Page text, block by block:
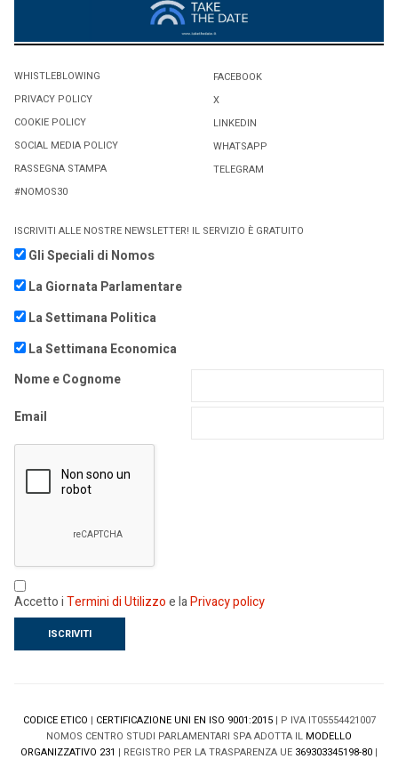
WHISTLEBLOWING
PRIVACY POLICY
COOKIE POLICY
SOCIAL MEDIA POLICY
RASSEGNA STAMPA
#NOMOS30
FACEBOOK
X
LINKEDIN
WHATSAPP
TELEGRAM
ISCRIVITI ALLE NOSTRE NEWSLETTER! IL SERVIZIO È GRATUITO
Gli Speciali di Nomos
La Giornata Parlamentare
La Settimana Politica
La Settimana Economica
Nome e Cognome
Email
Accetto iTermini di Utilizzoe laPrivacy policy
CODICE ETICO | CERTIFICAZIONE UNI EN ISO 9001:2015| P IVA IT05554421007
NOMOS CENTRO STUDI PARLAMENTARI SPA ADOTTA IL MODELLO
ORGANIZZATIVO 231 | REGISTRO PER LA TRASPARENZA UE 369303345198-80 |